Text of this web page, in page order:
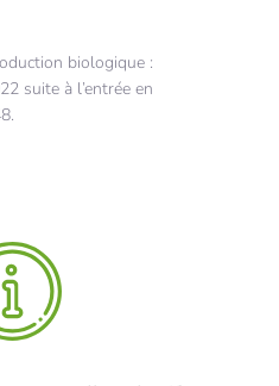
biologique :
suite à l’entrée en